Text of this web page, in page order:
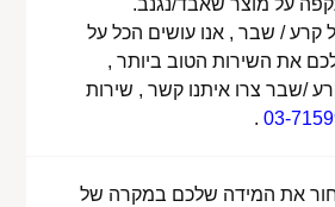
על מוצר שאבד/נגנב.
קרע / שבר , אנו עושים הכל על
את השירות הטוב ביותר ,
/שבר צרו איתנו קשר , שירות
03-
.
את המידה שלכם במקרה של